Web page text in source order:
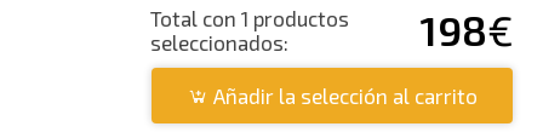
Total con 1 productos
seleccionados:
198€
Añadir la selección al carrito